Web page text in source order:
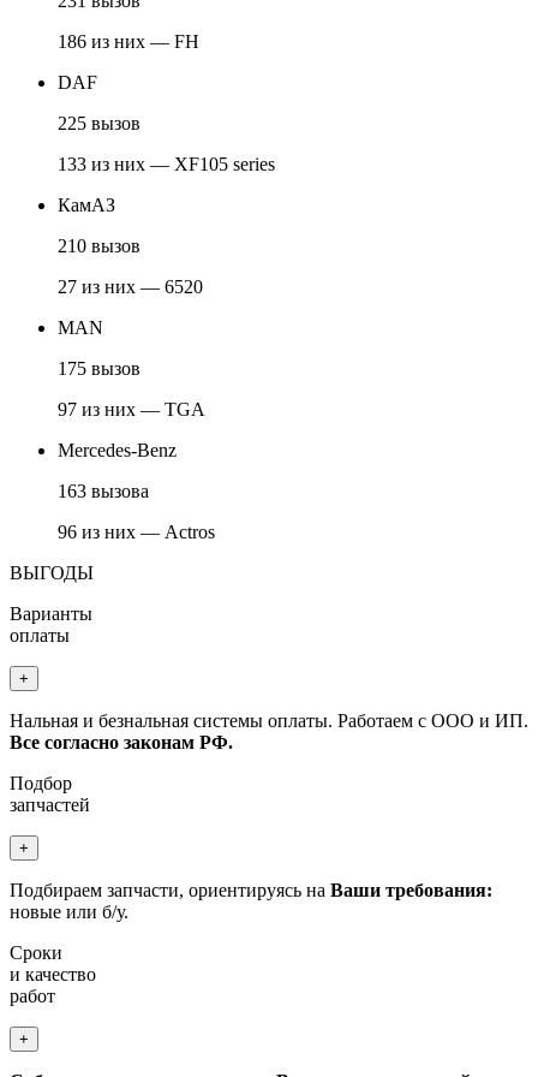
186 из них — FH
DAF
225 вызов
133 из них — XF105 series
КамАЗ
210 вызов
27 из них — 6520
MAN
175 вызов
97 из них — TGA
Mercedes-Benz
163 вызова
96 из них — Actros
ВЫГОДЫ
Варианты
оплаты
+
Нальная и безнальная системы оплаты. Работаем с ООО и ИП.
Все согласно законам РФ.
Подбор
запчастей
+
Подбираем запчасти, ориентируясь на Ваши требования:
новые или б/у.
Сроки
и качество
работ
+